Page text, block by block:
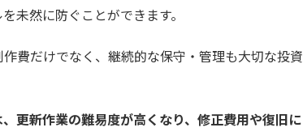
未然に防ぐことができます。
費だけでなく、継続的な保守・管理も大切な投資
更新作業の難易度が高くなり、修正費用や復旧に